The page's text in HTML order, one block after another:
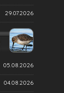
29.07.2026
05.08.2026
04.08.2026